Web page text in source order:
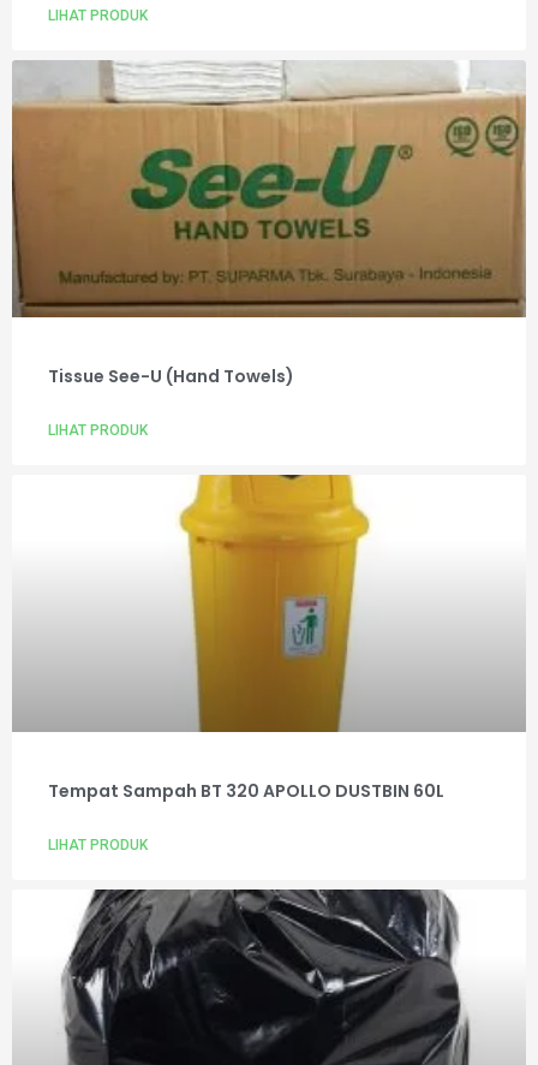
LIHAT PRODUK
Tissue See-U (Hand Towels)
LIHAT PRODUK
Tempat Sampah BT 320 APOLLO DUSTBIN 60L
LIHAT PRODUK